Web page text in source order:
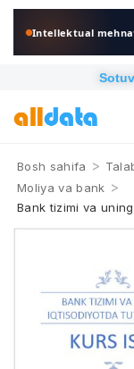
Intellektual
Bosh sahifa >
Moliya va bank >
Bank tizimi va